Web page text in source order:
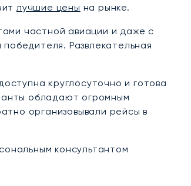
лучшие цены на рынке.
частной авиации и даже с
Развлекательная
круглосуточно и готова
обладают огромным
организовывали рейсы в
консультантом